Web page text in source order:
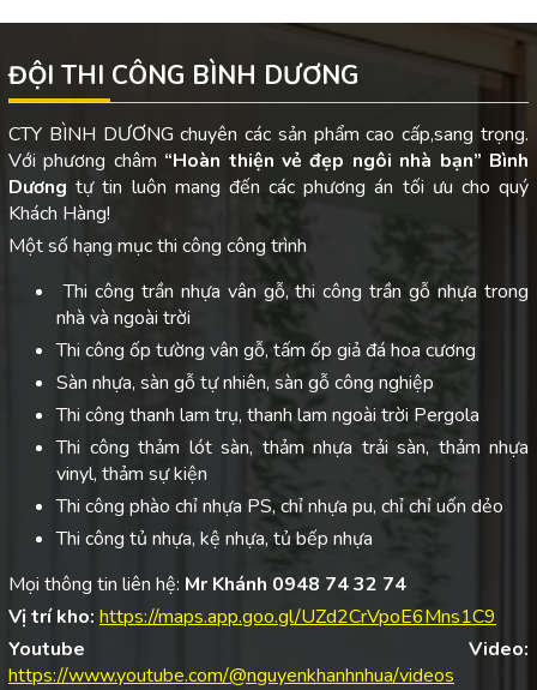
ĐỘI THI CÔNG BÌNH DƯƠNG
CTY BÌNH DƯƠNG chuyên các sản phẩm cao cấp,sang trọng.
Với phương châm “Hoàn thiện vẻ đẹp ngôi nhà bạn” Bình
Dươngtự tin luôn mang đến các phương án tối ưu cho quý
Khách Hàng!
Một số hạng mục thi công công trình
Thi công trần nhựa vân gỗ, thi công trần gỗ nhựa trong
nhà và ngoài trời
Thi công ốp tường vân gỗ, tấm ốp giả đá hoa cương
Sàn nhựa, sàn gỗ tự nhiên, sàn gỗ công nghiệp
Thi công thanh lam trụ, thanh lam ngoài trời Pergola
Thi công thảm lót sàn, thảm nhựa trải sàn, thảm nhựa
vinyl, thảm sự kiện
Thi công phào chỉ nhựa PS, chỉ nhựa pu, chỉ chỉ uốn dẻo
Thi công tủ nhựa, kệ nhựa, tủ bếp nhựa
Mọi thông tin liên hệ: Mr Khánh 0948 74 32 74
Vị trí kho: https://maps.app.goo.gl/UZd2CrVpoE6Mns1C9
Youtube Video:
https://www.youtube.com/@nguyenkhanhnhua/videos